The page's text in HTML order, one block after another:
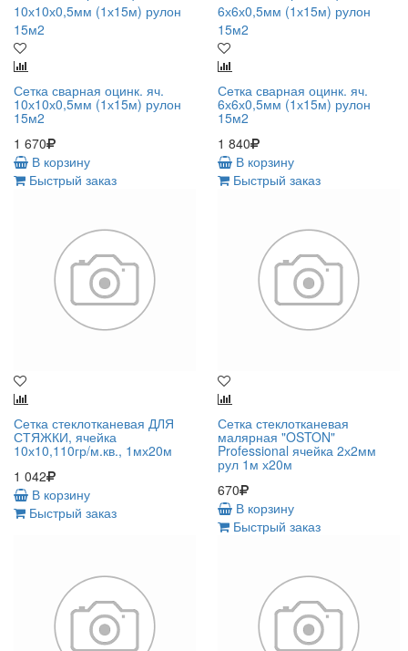
Сетка сварная оцинк. яч.
10х10х0,5мм (1х15м) рулон
15м2
1 670
В корзину
Быстрый заказ
Сетка сварная оцинк. яч.
6х6х0,5мм (1х15м) рулон
15м2
1 840
В корзину
Быстрый заказ
Сетка стеклотканевая ДЛЯ
СТЯЖКИ, ячейка
10х10,110гр/м.кв., 1мх20м
1 042
В корзину
Быстрый заказ
Сетка стеклотканевая
малярная "OSTON"
Professional ячейка 2х2мм
рул 1м х20м
670
В корзину
Быстрый заказ